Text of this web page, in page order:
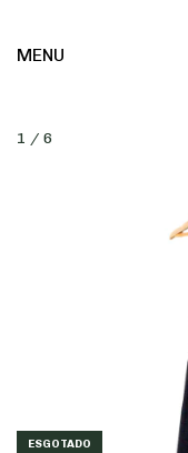
MENU
1 / 6
ESGOTADO